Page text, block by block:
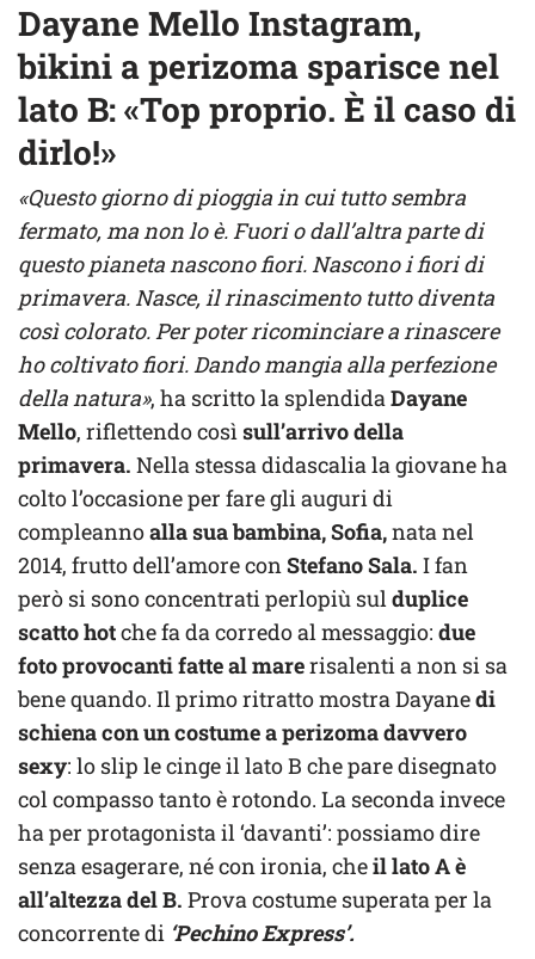
Dayane Mello Instagram,
bikini a perizoma sparisce nel
lato B: «Top proprio. È il caso di
dirlo!»
«Questo giorno di pioggia in cui tutto sembra
fermato, ma non lo è. Fuori o dall’altra parte di
questo pianeta nascono fiori. Nascono i fiori di
primavera. Nasce, il rinascimento tutto diventa
così colorato. Per poter ricominciare a rinascere
ho coltivato fiori. Dando mangia alla perfezione
della natura», ha scritto la splendidaDayane
Mello, riflettendo cosìsull’arrivo della
primavera. Nella stessa didascalia la giovane ha
colto l’occasione per fare gli auguri di
compleannoalla sua bambina, Sofia,nata nel
2014, frutto dell’amore conStefano Sala. I fan
però si sono concentrati perlopiù sulduplice
scatto hotche fa da corredo al messaggio: due
foto provocanti fatte al marerisalenti a non si sa
bene quando. Il primo ritratto mostra Dayanedi
schiena con un costume a perizoma davvero
sexy: lo slip le cinge il lato B che pare disegnato
col compasso tanto è rotondo. La seconda invece
ha per protagonista il ‘davanti’: possiamo dire
senza esagerare, né con ironia, cheil lato A è
all’altezza del B. Prova costume superata per la
concorrente di ‘Pechino Express’.